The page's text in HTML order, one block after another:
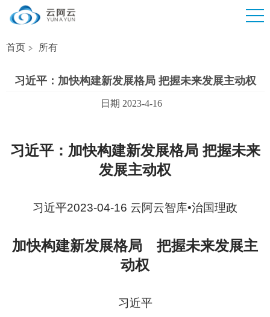
首页 所有
习近平：加快构建新发展格局 把握未来发展主动权
日期 2023-4-16
习近平：加快构建新发展格局 把握未来
发展主动权
习近平2023-04-16 云阿云智库•治国理政
加快构建新发展格局 把握未来发展主
动权
习近平